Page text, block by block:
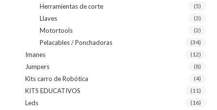
Herramientas de corte (5)
Llaves (3)
Motortools (2)
Pelacables / Ponchadoras (34)
Imanes (12)
Jumpers (8)
Kits carro de Robótica (4)
KITS EDUCATIVOS (11)
Leds (16)